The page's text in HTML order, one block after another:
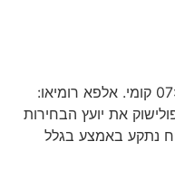
פולישוק 2 - אלפא רומיאו 06:32 - 07:07 קומי. אלפא רומיאו:
את יועץ הבחירות
נתקע באמצע בגלל